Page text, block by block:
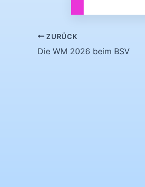
ZURÜCK
Die WM 2026 beim BSV